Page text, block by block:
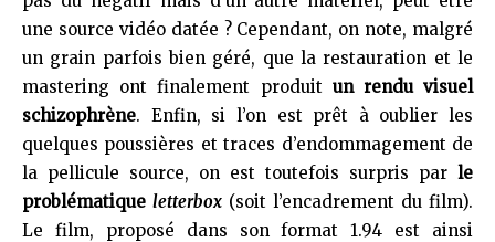
une source vidéo datée ? Cependant, on note, malgré
un grain parfois bien géré, que la restauration et le
mastering ont finalement produit un rendu visuel
schizophrène. Enfin, si l’on est prêt à oublier les
quelques poussières et traces d’endommagement de
la pellicule source, on est toutefois surpris par le
problématique letterbox (soit l’encadrement du film).
Le film, proposé dans son format 1.94 est ainsi